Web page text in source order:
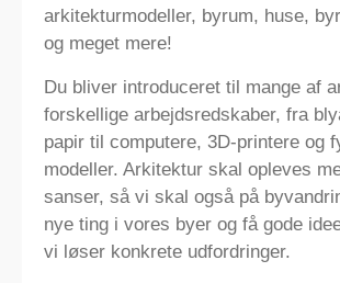
arkitekturmodeller, byrum, huse,
og meget mere!
Du bliver introduceret til mange af
forskellige arbejdsredskaber, fra
papir til computere, 3D-printere og
modeller. Arkitektur skal opleves
sanser, så vi skal også på
nye ting i vores byer og få gode
vi løser konkrete udfordringer.